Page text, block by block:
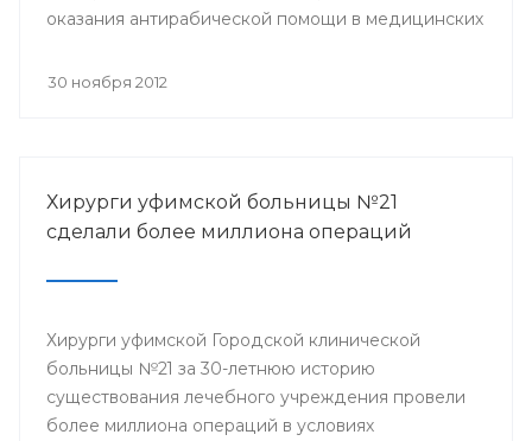
оказания антирабической помощи в медицинских
организовано Минздравом РБ с целью
30 ноября 2012
Хирурги уфимской больницы №21
сделали более миллиона операций
Хирурги уфимской Городской клинической
больницы №21 за 30-летнюю историю
существования лечебного учреждения провели
более миллиона операций в условиях